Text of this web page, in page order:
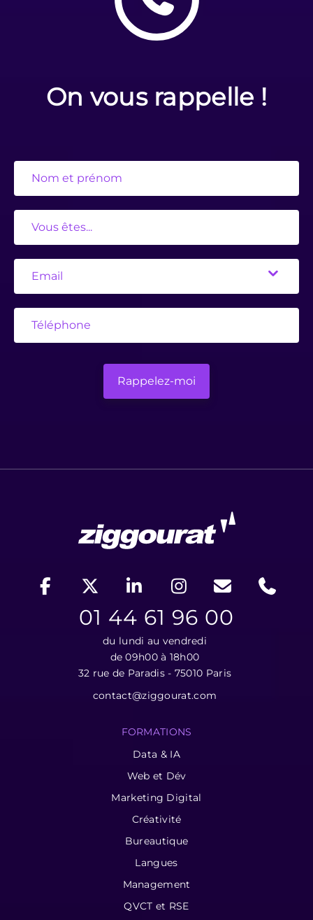
On vous rappelle !
01 44 61 96 00
du lundi au vendredi
de 09h00 à 18h00
32 rue de Paradis - 75010 Paris
contact@ziggourat.com
FORMATIONS
Data & IA
Web et Dév
Marketing Digital
Créativité
Bureautique
Langues
Management
QVCT et RSE